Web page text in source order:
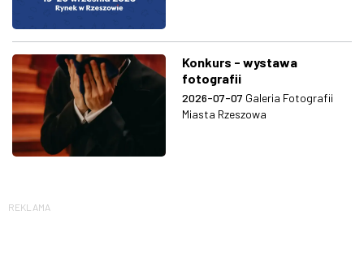
Konkurs - wystawa
fotografii
2026-07-07 Galeria Fotografii
Miasta Rzeszowa
REKLAMA